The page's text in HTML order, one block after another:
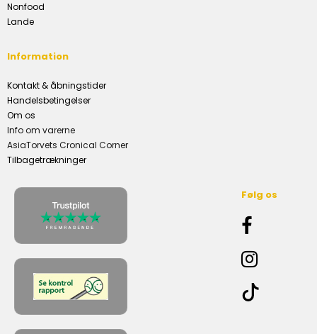
Nonfood
Lande
Information
Kontakt & åbningstider
Handelsbetingelser
Om os
Info om varerne
AsiaTorvets Cronical Corner
Tilbagetrækninger
Følg os